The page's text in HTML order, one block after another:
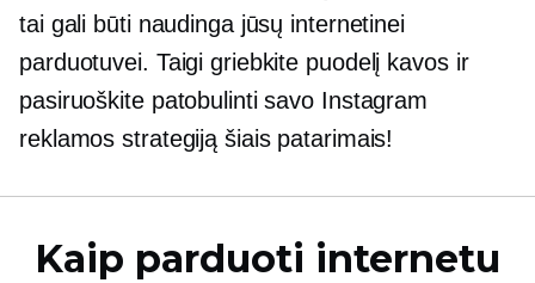
tai gali būti naudinga jūsų internetinei
parduotuvei. Taigi griebkite puodelį kavos ir
pasiruoškite patobulinti savo Instagram
reklamos strategiją šiais patarimais!
Kaip parduoti internetu